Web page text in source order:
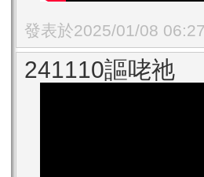
發表於2025/01/08
241110謳咾祂